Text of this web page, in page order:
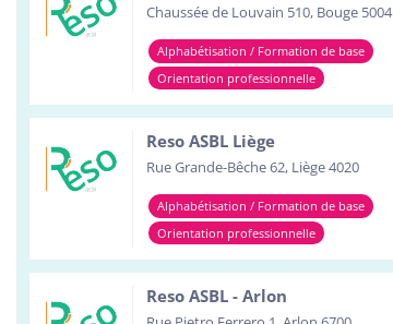
Chaussée de Louvain 510, Bouge 5004
Alphabétisation / Formation de base
Orientation professionnelle
Reso ASBL Liège
Rue Grande-Bêche 62, Liège 4020
Alphabétisation / Formation de base
Orientation professionnelle
Reso ASBL - Arlon